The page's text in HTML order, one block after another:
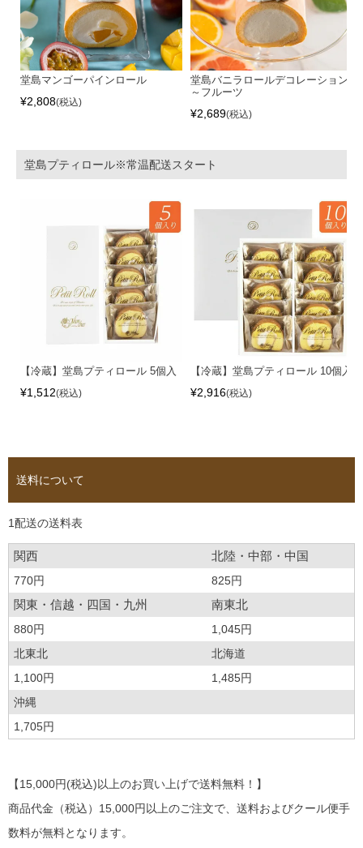
堂島マンゴーパインロール
¥2,808 税込
堂島バニラロールデコレーション
～フルーツ
¥2,689 税込
堂島プティロール※常温配送スタート
【冷蔵】堂島プティロール 5個入
¥1,512 税込
【冷蔵】堂島プティロール 10個入
¥2,916 税込
送料について
1配送の送料表
関西 北陸・中部・中国
770円 825円
関東・信越・四国・九州 南東北
880円
1,045円
北東北
北海道
1,100円
1,485円
沖縄
1,705円
【15,000円(税込)以上のお買い上げで送料無料！】
商品代金（税込）15,000円以上のご注文で、送料およびクール便手
数料が無料となります。